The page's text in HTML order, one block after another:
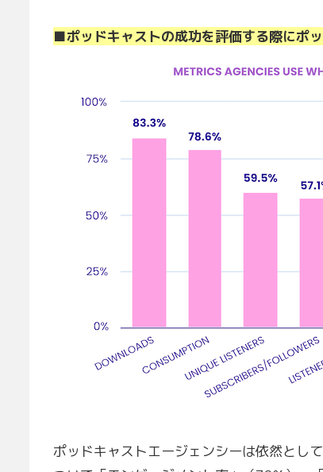
■ポッドキャストの成功を評価する際にポ
ポッドキャストエージェンシーは依然とし